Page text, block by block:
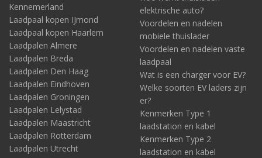
Kennemerland
Laadpaal kopen IJmond
Laadpaal kopen Haarlem
Laadpalen Almere
Laadpalen Breda
Laadpalen Den Haag
Laadpalen Eindhoven
Laadpalen Groningen
Laadpalen Lelystad
Laadpalen Maastricht
Laadpalen Rotterdam
Laadpalen Utrecht
elektrische auto?
Voordelen en nadelen
mobiele thuislader
Voordelen en nadelen vaste
laadpaal
Wat is een charger voor EV?
Welke soorten EV laders zijn
er?
Kenmerken Type 1
laadstation en kabel
Kenmerken Type 2
laadstation en kabel